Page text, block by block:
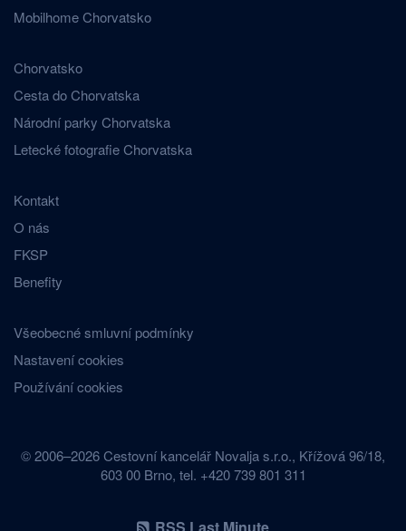
Mobilhome Chorvatsko
Chorvatsko
Cesta do Chorvatska
Národní parky Chorvatska
Letecké fotografie Chorvatska
Kontakt
O nás
FKSP
Benefity
Všeobecné smluvní podmínky
Nastavení cookies
Používání cookies
© 2006–2026 Cestovní kancelář Novalja s.r.o., Křížová 96/18,
603 00 Brno, tel. +420 739 801 311
RSS Last Minute